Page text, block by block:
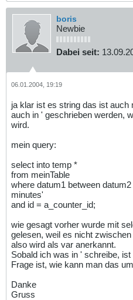
boris
Newbie
Dabei seit:
06.01.2004, 19:19
ja klar ist es string das ist
auch in ' geschrieben werden,
wird.
mein query:
select into temp *
from meinTable
where datum1 between
minutes'
and id = a_counter_id;
wie gesagt vorher wurde mit
gelesen, weil es nicht
also wird als var anerkannt.
Sobald ich was in ' schreibe,
Frage ist, wie kann man das
Danke
Gruss